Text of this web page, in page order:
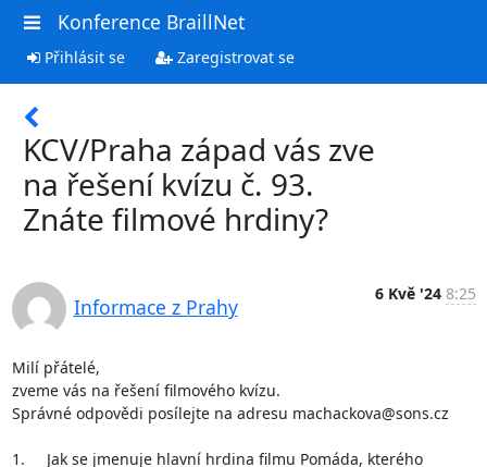
Konference BraillNet
Přihlásit se Zaregistrovat se
KCV/Praha západ vás zve
na řešení kvízu č. 93.
Znáte filmové hrdiny?
Informace z Prahy
6 Kvě '24 8:25
Milí přátelé,
zveme vás na řešení filmového kvízu.
Správné odpovědi posílejte na adresu machackova@sons.cz
1.	Jak se jmenuje hlavní hrdina filmu Pomáda, kterého